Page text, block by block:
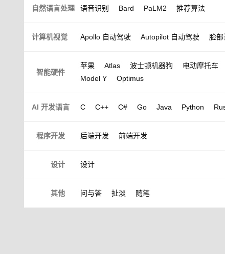
自然语言处理 语音识别 Bard PaLM2 推荐算法
计算机视觉 Apollo 自动驾驶 Autopilot 自动驾驶 脸部
智能硬件
苹果 Atlas 波士顿机器狗 电动摩托车
Model Y
Optimus
AI 开发语言 C C++ C# Go Java Python
程序开发 后端开发 前端开发
设计 设计
其他 问与答 扯淡 随笔